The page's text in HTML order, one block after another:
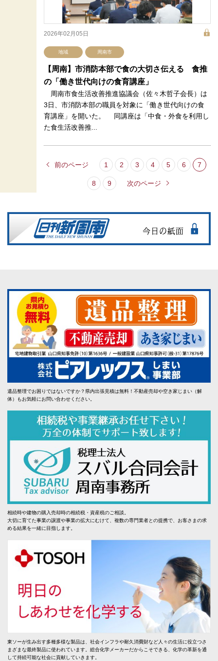
2026年02月05日
地域 周南市
【周南】市消防本部で食の大切さ伝える 食推
の「働き世代向けの食育講座」
周南市食生活改善推進協議会（佐々木哲子会長）は
3日、市消防本部の職員を対象に「働き世代向けの食
育講座」を開いた。 同講座は「中食・外食を利用し
た食生活改善推...
前のページ 1 2 3 4 5 6 7
8 9 次のページ
遺品整理でお困りではないですか？県内出張見積は無料！不動産売却や空き家じまい（解
体）もお気軽にお問い合わせください。
相続時や建物の購入売却時の相続税・資産税のご相談。
大切に育てた事業の譲渡や事業の拡大にむけて、複数の専門業者との提携で、お客さまの求
める結果を一緒に目指します。
東ソーが生み出す多種多様な製品は、社会インフラや耐久消費財など人々の生活に役立つさ
まざまな最終製品に使われています。総合化学メーカーだからこそできる、化学の革新を通
して持続可能な社会に貢献していきます。